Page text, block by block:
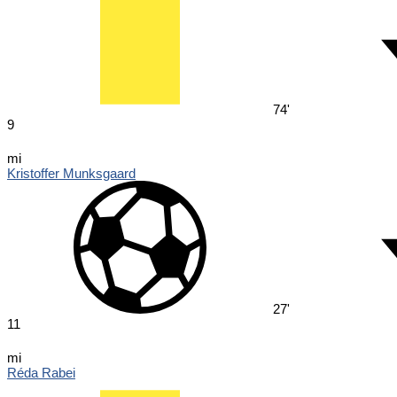
74'
9
mi
Kristoffer Munksgaard
27'
11
mi
Réda Rabei